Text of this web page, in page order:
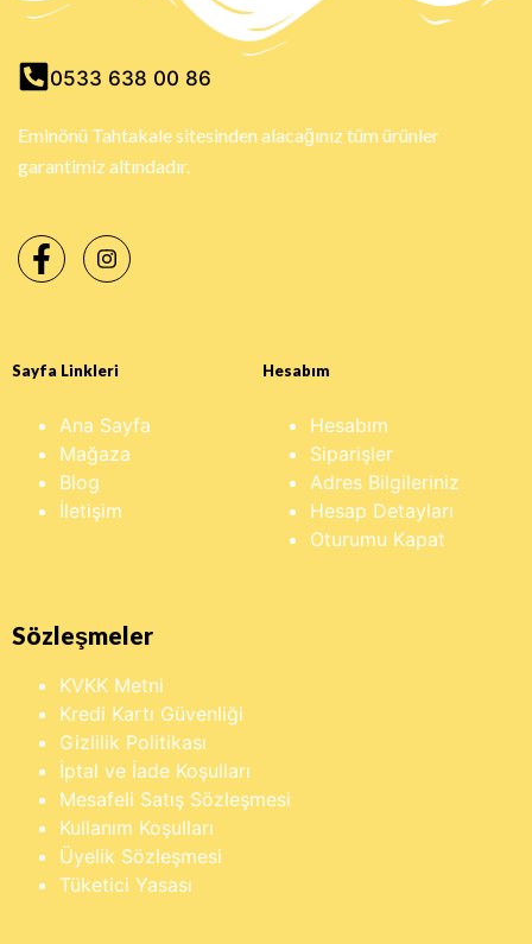
0533 638 00 86
Eminönü Tahtakale sitesinden alacağınız tüm ürünler
garantimiz altındadır.
Sayfa Linkleri
Ana Sayfa
Mağaza
Blog
İletişim
Hesabım
Hesabım
Siparişler
Adres Bilgileriniz
Hesap Detayları
Oturumu Kapat
Sözleşmeler
KVKK Metni
Kredi Kartı Güvenliği
Gizlilik Politikası
İptal ve İade Koşulları
Mesafeli Satış Sözleşmesi
Kullanım Koşulları
Üyelik Sözleşmesi
Tüketici Yasası